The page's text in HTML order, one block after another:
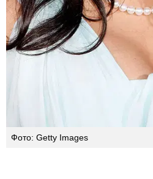
Фото: Getty Images